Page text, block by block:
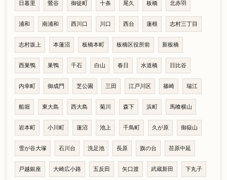
日暮里 鶯谷 御徒町 十条 尾久 板橋 北赤羽
浦和 南浦和 西川口 川口 西台 蓮根 志村三丁目
志村坂上 本蓮沼 板橋本町 板橋区役所前 新板橋
西巣鴨 巣鴨 千石 白山 春日 水道橋 日比谷
内幸町 御成門 芝公園 三田 江戸川区 篠崎 瑞江
船堀 東大島 西大島 菊川 森下 浜町 馬喰横山
岩本町 小川町 蓮沼 池上 千鳥町 久が原 御嶽山
雪が谷大塚 石川台 洗足池 長原 旗の台 荏原中延
戸越銀座 大崎広小路 五反田 矢口渡 武蔵新田 下丸子